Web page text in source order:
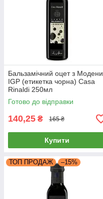
Бальзамічний оцет з Модени
IGP (етикетка чорна) Casa
Rinaldi 250мл
Готово до відправки
140,25 ₴ 165 ₴
Купити
ТОП ПРОДАЖ –15%